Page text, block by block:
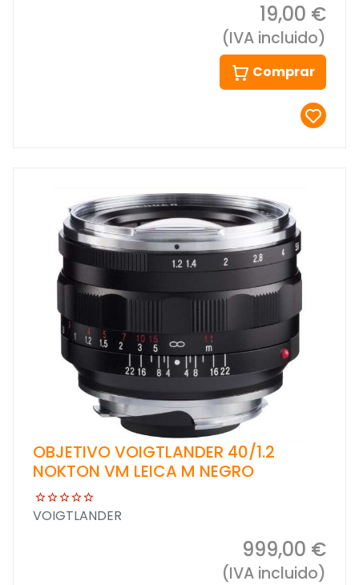
19,00 €
(IVA incluido)
Comprar
OBJETIVO VOIGTLANDER 40/1.2
NOKTON VM LEICA M NEGRO
VOIGTLANDER
999,00 €
(IVA incluido)